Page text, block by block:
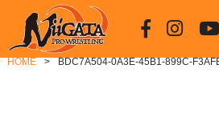
HOME BDC7A504-0A3E-45B1-899C-